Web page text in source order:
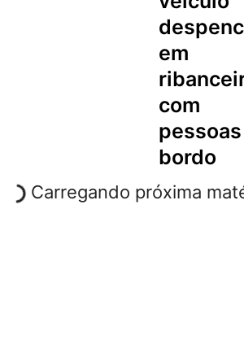
em
com
pessoas
bordo
Carregando próxima